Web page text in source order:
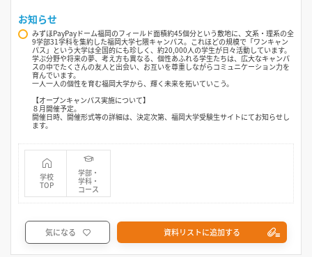
お知らせ
みずほPayPayドーム福岡のフィールド面積約45個分という敷地に、文系・理系の全
9学部31学科を集約した福岡大学七隈キャンパス。これほどの規模で「ワンキャン
パス」という大学は全国的にも珍しく、約20,000人の学生が日々活動しています。
学ぶ分野や将来の夢、考え方も異なる、個性あふれる学生たちは、広大なキャンパ
スの中でたくさんの友人と出会い、お互いを尊重しながらコミュニケーション力を
育んでいます。
一人一人の個性を育む福岡大学から、輝く未来を拓いていこう。
【オープンキャンパス実施について】
８月開催予定。
開催日時、開催形式等の詳細は、決定次第、福岡大学受験生サイトにてお知らせし
ます。
学校
TOP
学部・
学科・
コース
気になる 資料リストに追加する